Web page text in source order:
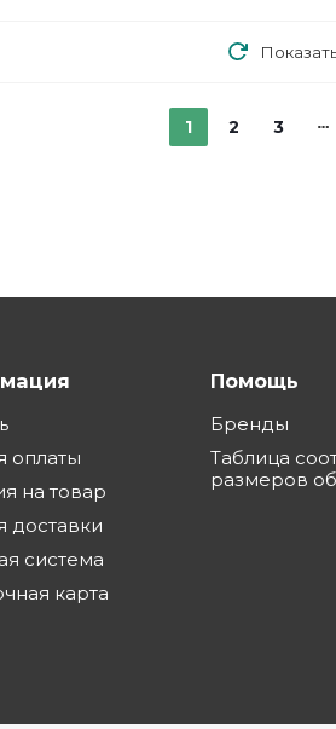
1 2 3
оплаты
на товар
доставки
система
карта
Помощь
Бренды
Таблица
размеров